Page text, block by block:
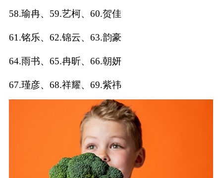
宝
取
名
名
打
分
生
起
名
大
起
名
58.瑜冉、59.艺柯、60.贺佳
61.铭乐、62.锦云、63.韵豪
64.雨书、65.冉昕、66.朝妍
67.瑾彦、68.祥耀、69.紫祎